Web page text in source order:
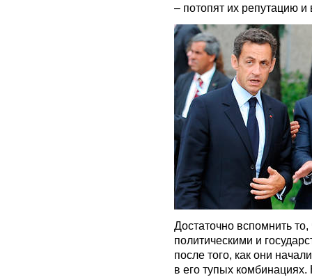
– потопят их репутацию и
Достаточно вспомнить
политическими и
после того, как они
в его тупых комбинациях.